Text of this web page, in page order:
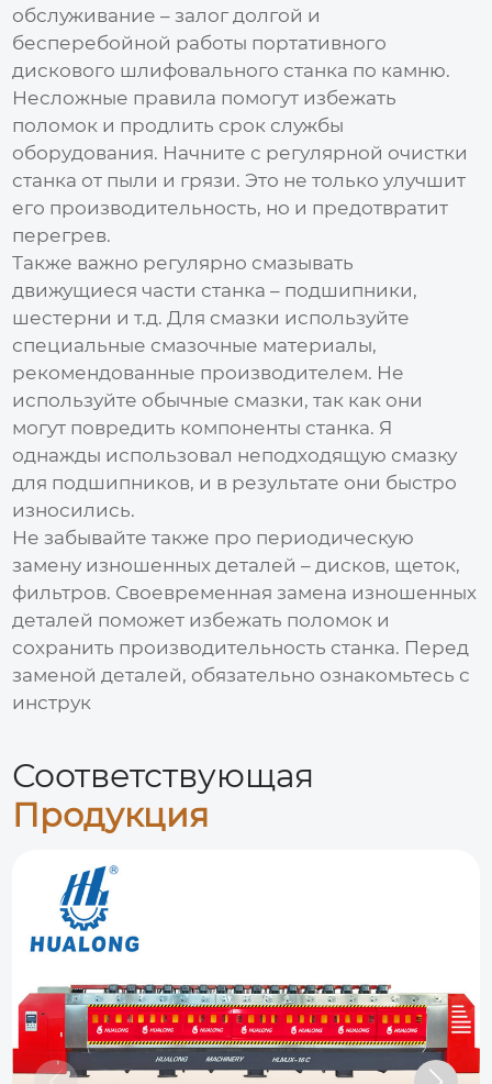
обслуживание – залог долгой и
бесперебойной работы портативного
дискового шлифовального станка по камню.
Несложные правила помогут избежать
поломок и продлить срок службы
оборудования. Начните с регулярной очистки
станка от пыли и грязи. Это не только улучшит
его производительность, но и предотвратит
перегрев.
Также важно регулярно смазывать
движущиеся части станка – подшипники,
шестерни и т.д. Для смазки используйте
специальные смазочные материалы,
рекомендованные производителем. Не
используйте обычные смазки, так как они
могут повредить компоненты станка. Я
однажды использовал неподходящую смазку
для подшипников, и в результате они быстро
износились.
Не забывайте также про периодическую
замену изношенных деталей – дисков, щеток,
фильтров. Своевременная замена изношенных
деталей поможет избежать поломок и
сохранить производительность станка. Перед
заменой деталей, обязательно ознакомьтесь с
инструк
Соответствующая
Продукция